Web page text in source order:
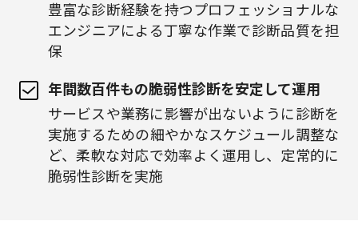
豊富な診断経験を持つプロフェッショナルな
エンジニアによる丁寧な作業で診断品質を担
保
年間数百件もの脆弱性診断を安定して運用
サービスや業務に影響が出ないように診断を
実施するための細やかなスケジュール調整な
ど、柔軟な対応で効率よく運用し、定常的に
脆弱性診断を実施